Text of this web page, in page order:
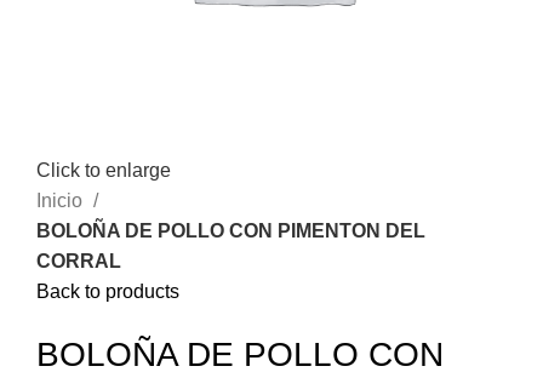
Click to enlarge
Inicio
BOLOÑA DE POLLO CON PIMENTON DEL
CORRAL
Back to products
BOLOÑA DE POLLO CON